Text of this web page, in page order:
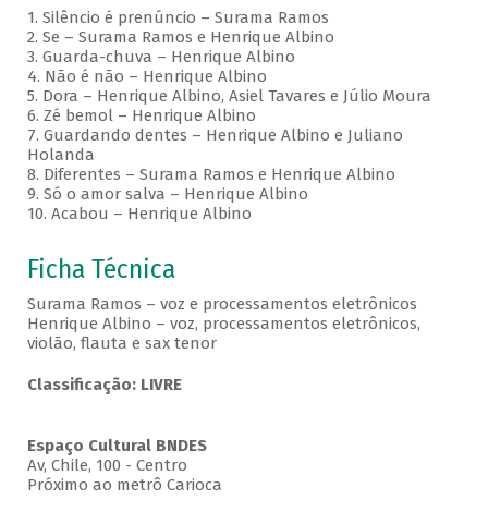
1. Silêncio é prenúncio – Surama Ramos
2. Se – Surama Ramos e Henrique Albino
3. Guarda-chuva – Henrique Albino
4. Não é não – Henrique Albino
5. Dora – Henrique Albino, Asiel Tavares e Júlio Moura
6. Zé bemol – Henrique Albino
7. Guardando dentes – Henrique Albino e Juliano
Holanda
8. Diferentes – Surama Ramos e Henrique Albino
9. Só o amor salva – Henrique Albino
10. Acabou – Henrique Albino
Ficha Técnica
Surama Ramos – voz e processamentos eletrônicos
Henrique Albino – voz, processamentos eletrônicos,
violão, flauta e sax tenor
Classificação: LIVRE
Espaço Cultural BNDES
Av, Chile, 100 - Centro
Próximo ao metrô Carioca